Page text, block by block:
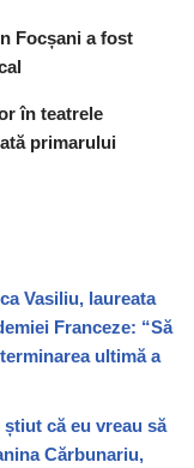
Focșani a fost
în teatrele
primarului
Vasiliu, laureata
Franceze: “Să
ultimă a
că eu vreau să
Cărbunariu,